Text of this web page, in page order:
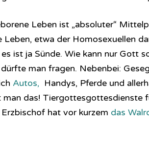
Leben ist „absoluter“
Leben, etwa der Homosexuellen
ist ja Sünde. Wie kann nur Gott
man fragen. Nebenbei:
Autos, Handys, Pferde und
das! Tiergottesgottesdienste
hat vor kurzem das